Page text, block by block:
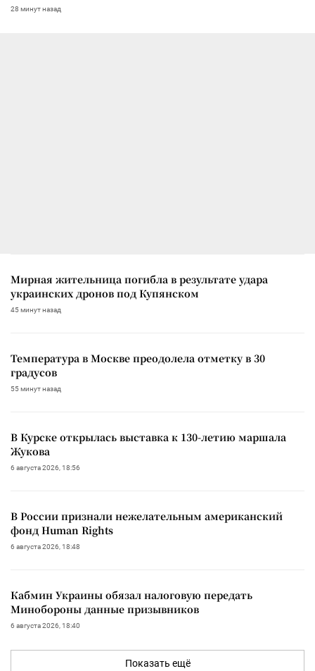
28 минут назад
Мирная жительница погибла в результате удара
украинских дронов под Купянском
45 минут назад
Температура в Москве преодолела отметку в 30
градусов
55 минут назад
В Курске открылась выставка к 130-летию маршала
Жукова
6 августа 2026, 18:56
В России признали нежелательным американский
фонд Human Rights
6 августа 2026, 18:48
Кабмин Украины обязал налоговую передать
Минобороны данные призывников
6 августа 2026, 18:40
Показать ещё